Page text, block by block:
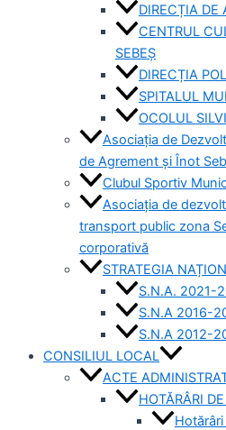
DIRECȚIA DE
CENTRUL
SEBEȘ
DIRECȚIA
SPITALUL
OCOLUL
Asociația de
de Agrement și Înot
Clubul Sportiv
Asociația de
transport public zona
corporativă
STRATEGIA
S.N.A. 2021-
S.N.A 2016-
S.N.A 2012-
CONSILIUL LOCAL
ACTE
HOTĂRÂRI